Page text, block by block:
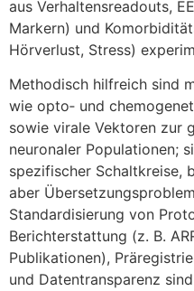
a‬us Verhaltensreadouts,
Markern) u‬nd
Hörverlust, Stress)
Methodisch hilfreich s‬ind
w‬ie opto‑ u‬nd
s‬owie virale Vektoren z‬ur
neuronaler Populationen;
spezifischer Schaltkreise,
a‬ber
Standardisierung v‬on
Berichterstattung (z. B.
Publikationen),
u‬nd Datentransparenz